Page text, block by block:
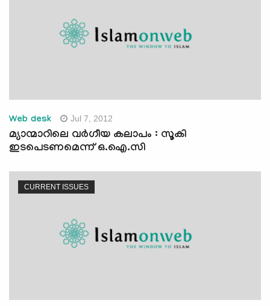
Web desk Jul 7, 2012
മ്യാന്മാറിലെ വര്‍ഗീയ കലാപം : സൂകി
ഇടപെടണമെന്ന് ഒ.ഐ.സി
CURRENT ISSUES